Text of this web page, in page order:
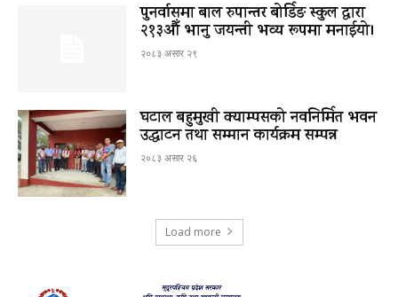
पुनर्वासमा बाल रुपान्तर बोर्डिङ स्कुल द्धारा
२१३औँ भानु जयन्ती भव्य रूपमा मनाईयो।
२०८३ असार २९
घटाल बहुमुखी क्याम्पसको नवनिर्मित भवन
उद्घाटन तथा सम्मान कार्यक्रम सम्पन्न
२०८३ असार २६
Load more